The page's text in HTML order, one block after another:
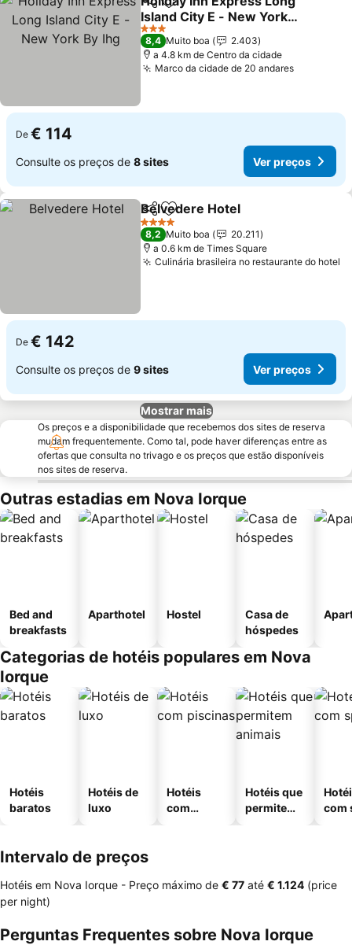
PartilharAdicionar aos favoritos
Island City E - New York
By Ihg
Ver preços
3 Estrelas
8,4 Muito boa
2.403
a 4.8 km de Centro da cidade
Marco da cidade de 20 andaresVer
De € 114
Consulte os preços de 8 sites Ver preços
PartilharAdicionar aos favoritos
Belvedere Hotel
4 Estrelas
8,2 Muito boa
20.211
a 0.6 km de Times Square
Culinária brasileira no restaurante do hotel
De € 142
Consulte os preços de 9 sites Ver preços
Mostrar mais
Os preços e a disponibilidade que recebemos dos sites de reserva
mudam frequentemente. Como tal, pode haver diferenças entre as
ofertas que consulta no trivago e os preços que estão disponíveis
nos sites de reserva.
Outras estadias em Nova Iorque
Bed and
breakfasts
Aparthotel Hostel
Casa de
hóspedes
Categorias de hotéis populares em Nova
Iorque
Hotéis
baratos
Hotéis de
luxo
Hotéis
com
Hotéis que
permitem
com
Intervalo de preços
Hotéis em Nova Iorque - Preço máximo de ‎€ 77 até ‎€ 1.124 (price
per night)
Perguntas Frequentes sobre Nova Iorque